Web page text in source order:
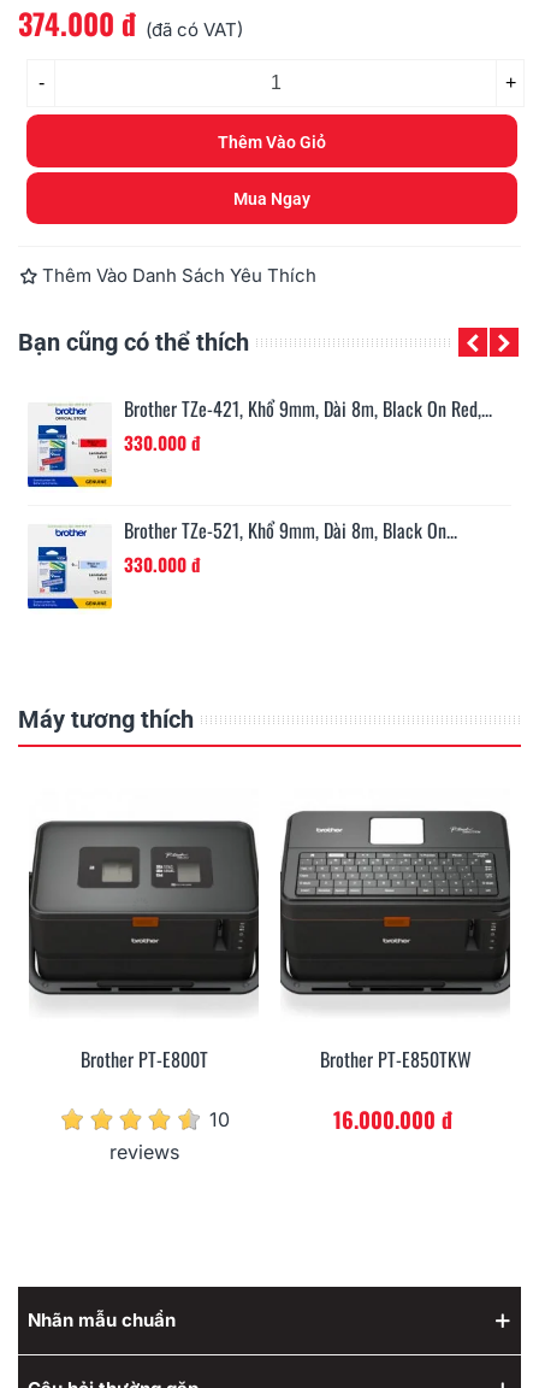
374.000 đ (đã có VAT)
- +
Thêm Vào Giỏ
Mua Ngay
Thêm Vào Danh Sách Yêu Thích
Bạn cũng có thể thích
Brother TZe-421, Khổ 9mm, Dài 8m, Black On Red,...
330.000 đ
Brother TZe-521, Khổ 9mm, Dài 8m, Black On...
330.000 đ
Máy tương thích
Brother PT-E800T
10
reviews
Brother PT-E850TKW
16.000.000 đ
Nhãn mẫu chuẩn